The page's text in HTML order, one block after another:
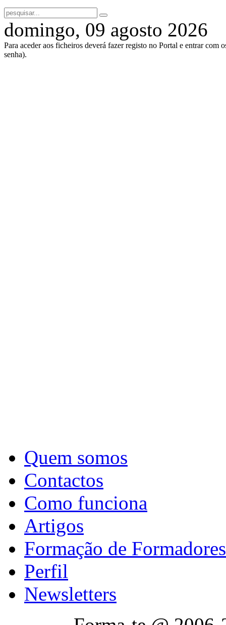
domingo, 09 agosto 2026
Para aceder aos ficheiros deverá fazer registo no Portal e entrar com
senha).
Quem somos
Contactos
Como funciona
Artigos
Formação de Formadores
Perfil
Newsletters